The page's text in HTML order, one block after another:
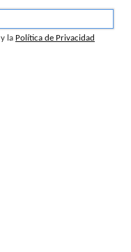
y la Política de Privacidad